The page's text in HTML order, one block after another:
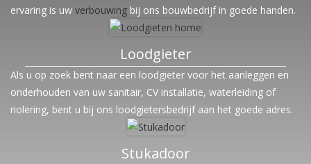
ervaring is uw verbouwing bij ons bouwbedrijf in goede handen.
Loodgieter
Als u op zoek bent naar een loodgieter voor het aanleggen en
onderhouden van uw sanitair, CV installatie, waterleiding of
riolering, bent u bij ons loodgietersbedrijf aan het goede adres.
Stukadoor